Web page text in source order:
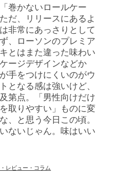
巻かないロールケー
だ、リリースにあるよ
非常にあっさりとして
、ローソンのプレミア
とはまた違った味わい
ージデザインなどか
手をつけにくいのがウ
となる感は強いけど、
第点。「男性向けだけ
取りやすい」ものに変
、と思う今日この頃。
ないじゃん。味はいい
レビュー・コラム